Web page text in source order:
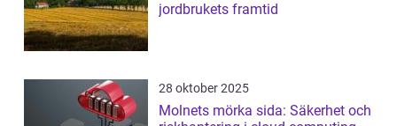
jordbrukets framtid
28 oktober 2025
Molnets mörka sida: Säkerhet och